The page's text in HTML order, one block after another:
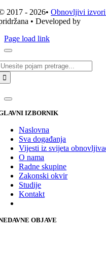
2017 - 2026•Obnovljivi izvori
• Developed by
Page load link
IZBORNIK
Naslovna
Sva događanja
Vijesti iz svijeta
O nama
Radne skupine
Zakonski okvir
Studije
Kontakt
OBJAVE